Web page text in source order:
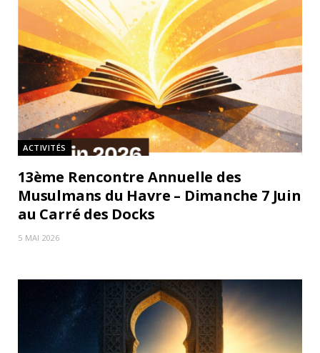
ACTIVITÉS
13ème Rencontre Annuelle des
Musulmans du Havre – Dimanche 7 Juin
au Carré des Docks
5 MAI 2026